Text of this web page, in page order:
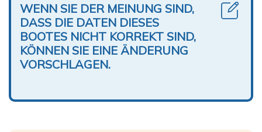
WENN SIE DER MEINUNG SIND,
DASS DIE DATEN DIESES
BOOTES NICHT KORREKT SIND,
KÖNNEN SIE EINE ÄNDERUNG
VORSCHLAGEN.